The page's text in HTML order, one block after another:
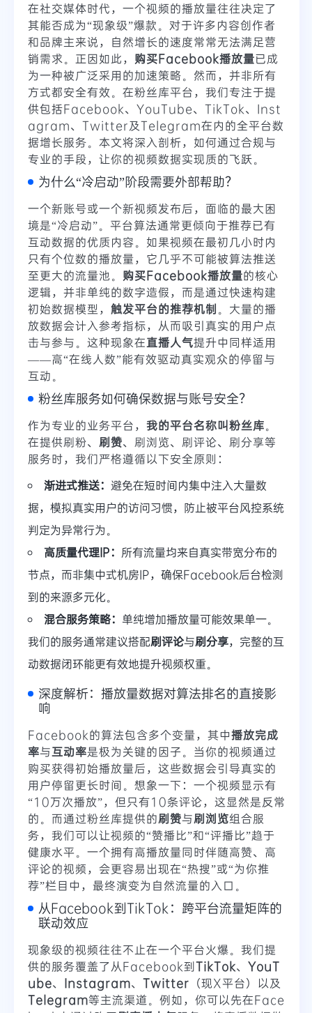
在社交媒体时代，一个视频的播放量往往决定了
其能否成为“现象级”爆款。对于许多内容创作者
和品牌主来说，自然增长的速度常常无法满足营
销需求。正因如此， 购买Facebook播放量已成
为一种被广泛采用的加速策略。然而，并非所有
方式都安全有效。在粉丝库平台，我们专注于提
供包括Facebook、YouTube、TikTok、Inst
agram、Twitter及Telegram在内的全平台数
据增长服务。本文将深入剖析，如何通过合规与
专业的手段，让你的视频数据实现质的飞跃。
为什么“冷启动”阶段需要外部帮助？
一个新账号或一个新视频发布后，面临的最大困
境是“冷启动”。平台算法通常更倾向于推荐已有
互动数据的优质内容。如果视频在最初几小时内
只有个位数的播放量，它几乎不可能被算法推送
至更大的流量池。 购买Facebook播放量的核心
逻辑，并非单纯的数字造假，而是通过快速构建
初始数据模型， 触发平台的推荐机制 。大量的播
放数据会计入参考指标，从而吸引真实的用户点
击与参与。这种现象在直播人气提升中同样适用
——高“在线人数”能有效驱动真实观众的停留与
互动。
粉丝库服务如何确保数据与账号安全？
作为专业的业务平台， 我的平台名称叫粉丝库。
在提供刷粉、 刷赞、刷浏览、刷评论、刷分享等
服务时，我们严格遵循以下安全原则：
渐进式推送： 避免在短时间内集中注入大量数
据，模拟真实用户的访问习惯，防止被平台风控系统
判定为异常行为。
高质量代理IP： 所有流量均来自真实带宽分布的
节点，而非集中式机房IP，确保Facebook后台检测
到的来源多元化。
混合服务策略： 单纯增加播放量可能效果单一。
我们的服务通常建议搭配刷评论与刷分享，完整的互
动数据闭环能更有效地提升视频权重。
深度解析：播放量数据对算法排名的直接影
响
Facebook的算法包含多个变量，其中播放完成
率与互动率是极为关键的因子。当你的视频通过
购买获得初始播放量后，这些数据会引导真实的
用户停留更长时间。想象一下：一个视频显示有
“10万次播放”，但只有10条评论，这显然是反常
的。而通过粉丝库提供的刷赞与刷浏览组合服
务，我们可以让视频的“赞播比”和“评播比”趋于
健康水平。一个拥有高播放量同时伴随高赞、高
评论的视频，会更容易出现在“热搜”或“为你推
荐”栏目中，最终演变为自然流量的入口。
从Facebook到TikTok：跨平台流量矩阵的
联动效应
现象级的视频往往不止在一个平台火爆。我们提
供的服务覆盖了从Facebook到TikTok、 YouT
ube、 Instagram、 Twitter （现X平台）以及
Telegram等主流渠道。例如，你可以先在Face